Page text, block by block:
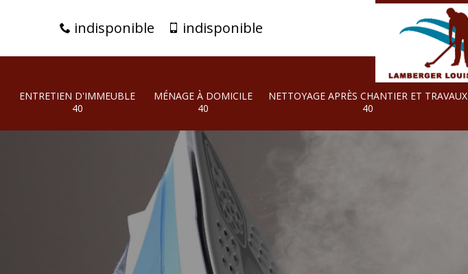
indisponible indisponible
ENTRETIEN D'IMMEUBLE
40
MÉNAGE À DOMICILE
40
NETTOYAGE APRÈS CHANTIER ET TRAVAUX
40